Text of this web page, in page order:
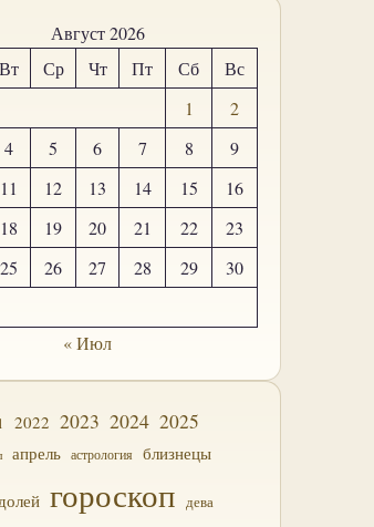
Август 2026
Вт Ср Чт Пт Сб
Вс
1
2
4 5 6 7 8
9
11 12 13 14 15
16
18 19 20 21 22
23
25 26 27 28 29
30
« Июл
2022 2023 2024 2025
апрель астрология близнецы
гороскоп дева